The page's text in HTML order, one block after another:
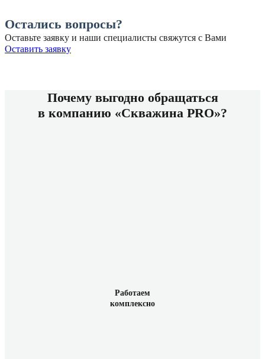
Остались вопросы?
Оставьте заявку и наши специалисты свяжутся с Вами
Оставить заявку
Почему выгодно обращаться
в компанию «Скважина PRO»?
Работаем
комплексно